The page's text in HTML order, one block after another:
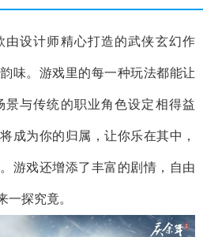
由设计师精心打造的武侠玄幻作
味。游戏里的每一种玩法都能让
与传统的职业角色设定相得益
成为你的归属，让你乐在其中，
游戏还增添了丰富的剧情，自由
一探究竟。